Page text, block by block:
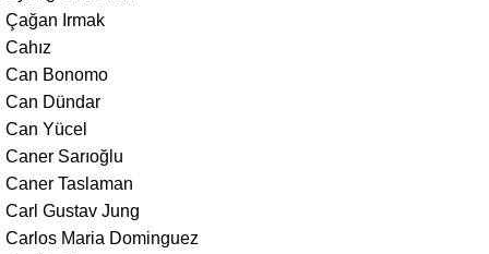
Çağan Irmak
Cahız
Can Bonomo
Can Dündar
Can Yücel
Caner Sarıoğlu
Caner Taslaman
Carl Gustav Jung
Carlos Maria Dominguez